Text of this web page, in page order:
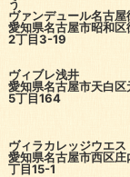
う
ヴァンデュール名古屋
愛知県名古屋市昭和区
2丁目3-19
ヴィブレ浅井
愛知県名古屋市天白区
5丁目164
ヴィラカレッジウエス
愛知県名古屋市西区
丁目15-1